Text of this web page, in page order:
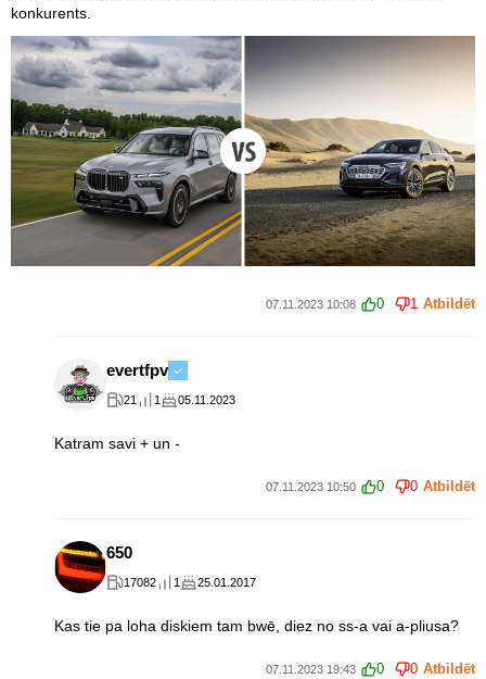
konkurents.
07.11.2023 10:08 0 1 Atbildēt
evertfpv
21 1 05.11.2023
Katram savi + un -
07.11.2023 10:50 0 0 Atbildēt
650
17082 1 25.01.2017
Kas tie pa loha diskiem tam bwē, diez no ss-a vai a-pliusa?
07.11.2023 19:43 0 0 Atbildēt